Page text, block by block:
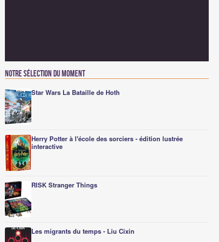
Notre sélection du moment
Star Wars La Bataille de Hoth
Herry Potter à l'école des sorciers - édition lustrée
interactive
RISK Stranger Things
Les migrants du temps - Liu Cixin